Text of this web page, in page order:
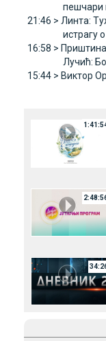
пешчари
21:46 > Линта:
истрагу
16:58 >
Лучић:
15:44 > Виктор